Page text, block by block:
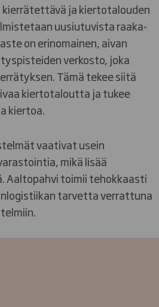
kierrätettävä ja kiertotalouden
uusiutuvista raaka-
on erinomainen, aivan
verkosto, joka
Tämä tekee siitä
kiertotaloutta ja tukee
kiertoa.
vaativat usein
mikä lisää
Aaltopahvi toimii tehokkaasti
tarvetta verrattuna